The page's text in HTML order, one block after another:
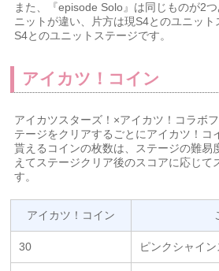
また、『episode Solo』は同じものが2
ニットが違い、片方は現S4とのユニッ
S4とのユニットステージです。
アイカツ！コイン
アイカツスターズ！×アイカツ！コラボ
テージをクリアするごとにアイカツ！コ
貰えるコインの枚数は、ステージの難
えてステージクリア後のスコアに応じて
す。
アイカツ！コイン
30 ピンクシャイ